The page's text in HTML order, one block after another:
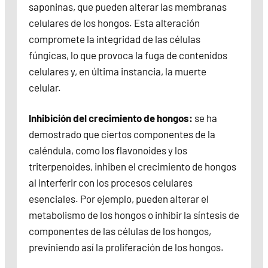
saponinas, que pueden alterar las membranas
celulares de los hongos. Esta alteración
compromete la integridad de las células
fúngicas, lo que provoca la fuga de contenidos
celulares y, en última instancia, la muerte
celular.
Inhibición del crecimiento de hongos: se ha
demostrado que ciertos componentes de la
caléndula, como los flavonoides y los
triterpenoides, inhiben el crecimiento de hongos
al interferir con los procesos celulares
esenciales. Por ejemplo, pueden alterar el
metabolismo de los hongos o inhibir la síntesis de
componentes de las células de los hongos,
previniendo así la proliferación de los hongos.